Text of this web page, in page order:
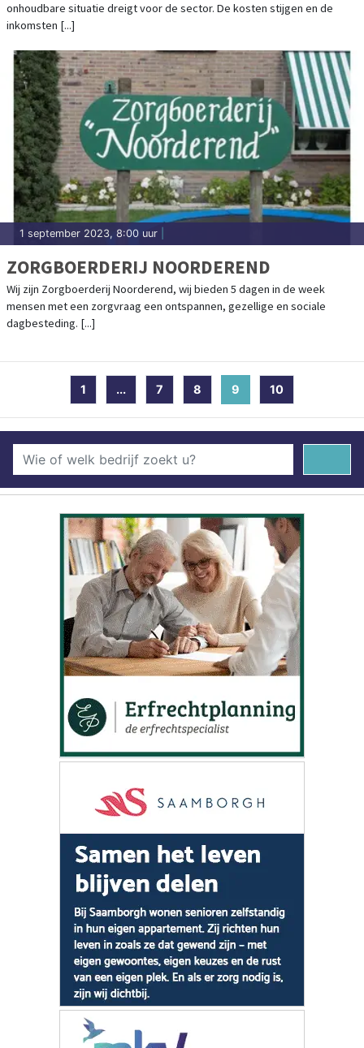
onhoudbare situatie dreigt voor de sector. De kosten stijgen en de
inkomsten [...]
1 september 2023, 8:00 uur
ZORGBOERDERIJ NOORDEREND
Wij zijn Zorgboerderij Noorderend, wij bieden 5 dagen in de week
mensen met een zorgvraag een ontspannen, gezellige en sociale
dagbesteding. [...]
1 ... 7 8 9 (current)
10